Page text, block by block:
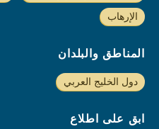
الإرهاب
المناطق والبلدان
دول الخليج العربي
ابق على اطلاع